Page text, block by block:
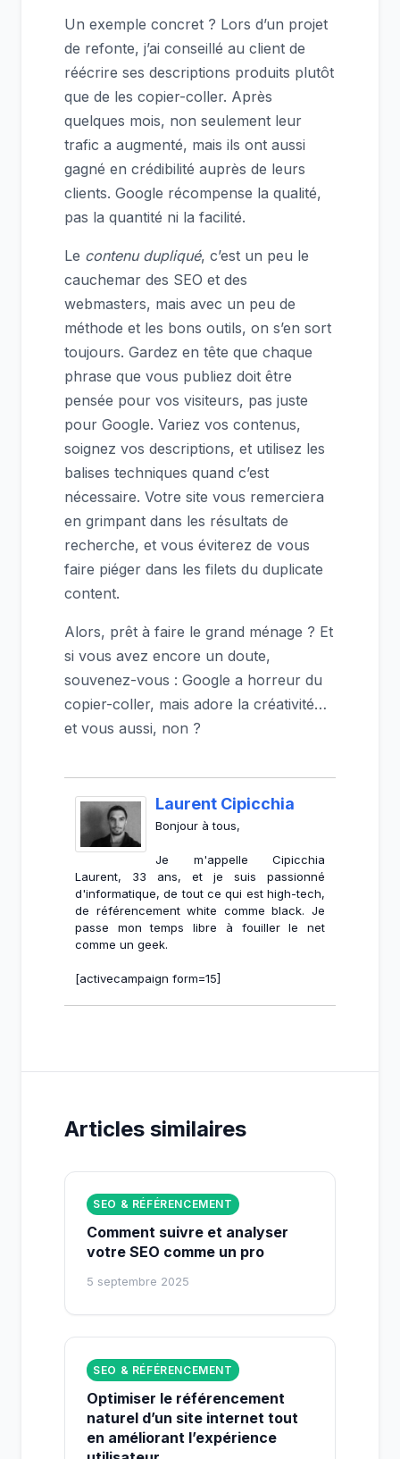
Un exemple concret ? Lors d’un projet
de refonte, j’ai conseillé au client de
réécrire ses descriptions produits plutôt
que de les copier-coller. Après
quelques mois, non seulement leur
trafic a augmenté, mais ils ont aussi
gagné en crédibilité auprès de leurs
clients. Google récompense la qualité,
pas la quantité ni la facilité.
Le contenu dupliqué, c’est un peu le
cauchemar des SEO et des
webmasters, mais avec un peu de
méthode et les bons outils, on s’en sort
toujours. Gardez en tête que chaque
phrase que vous publiez doit être
pensée pour vos visiteurs, pas juste
pour Google. Variez vos contenus,
soignez vos descriptions, et utilisez les
balises techniques quand c’est
nécessaire. Votre site vous remerciera
en grimpant dans les résultats de
recherche, et vous éviterez de vous
faire piéger dans les filets du duplicate
content.
Alors, prêt à faire le grand ménage ? Et
si vous avez encore un doute,
souvenez-vous : Google a horreur du
copier-coller, mais adore la créativité…
et vous aussi, non ?
Laurent Cipicchia
Bonjour à tous,
Je m'appelle Cipicchia
Laurent, 33 ans, et je suis passionné
d'informatique, de tout ce qui est high-tech,
de référencement white comme black. Je
passe mon temps libre à fouiller le net
comme un geek.
[activecampaign form=15]
Articles similaires
SEO & RÉFÉRENCEMENT
Comment suivre et analyser
votre SEO comme un pro
5 septembre 2025
SEO & RÉFÉRENCEMENT
Optimiser le référencement
naturel d’un site internet tout
en améliorant l’expérience